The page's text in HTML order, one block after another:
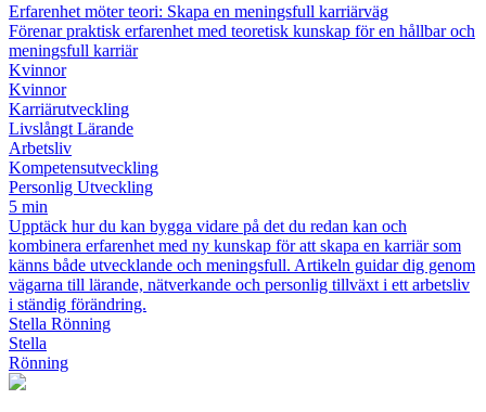
Erfarenhet möter teori: Skapa en meningsfull karriärväg
Förenar praktisk erfarenhet med teoretisk kunskap för en hållbar och
meningsfull karriär
Kvinnor
Kvinnor
Karriärutveckling
Livslångt Lärande
Arbetsliv
Kompetensutveckling
Personlig Utveckling
5 min
Upptäck hur du kan bygga vidare på det du redan kan och
kombinera erfarenhet med ny kunskap för att skapa en karriär som
känns både utvecklande och meningsfull. Artikeln guidar dig genom
vägarna till lärande, nätverkande och personlig tillväxt i ett arbetsliv
i ständig förändring.
Stella Rönning
Stella
Rönning